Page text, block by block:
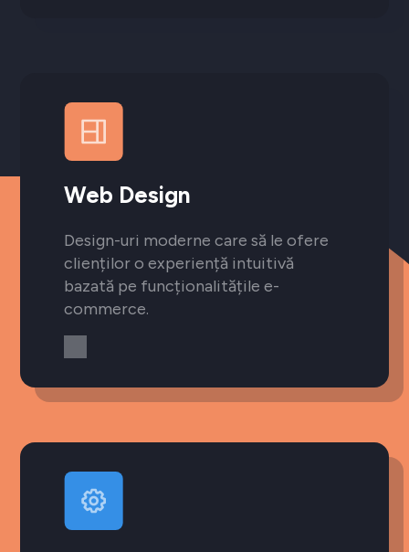
Web Design
Design-uri moderne care să le ofere
clienților o experiență intuitivă
bazată pe funcționalitățile e-
commerce.